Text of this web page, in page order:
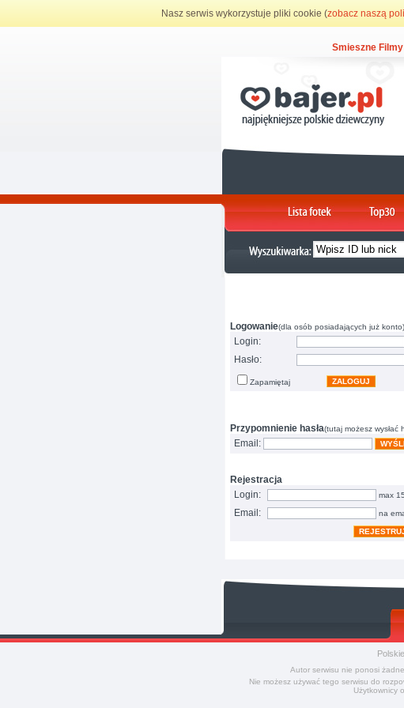
Nasz serwis wykorzystuje pliki cookie (zobacz naszą
Smieszne Filmy
Logowanie(dla osób posiadających już konto)
Login:
Hasło:
Zapamiętaj ZALOGUJ
Przypomnienie hasła(tutaj możesz wysłać
Email:
Rejestracja
Login:
max
Email: na
Autor serwisu nie ponosi
Nie możesz używać tego serwisu do
Użytkownicy